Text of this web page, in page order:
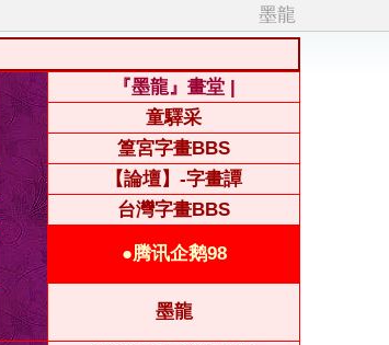
墨龍
『墨龍』畫堂 |
童驛采
篁宮字畫BBS
【論壇】-字畫譚
台灣字畫BBS
●腾讯企鹅98
墨龍